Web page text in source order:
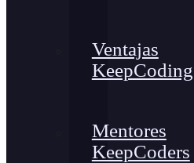
Ventajas
KeepCoding
Mentores
KeepCoders